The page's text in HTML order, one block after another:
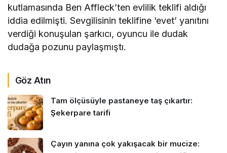
kutlamasında Ben Affleck’ten evlilik teklifi aldığı
iddia edilmişti. Sevgilisinin teklifine ‘evet’ yanıtını
verdiği konuşulan şarkıcı, oyuncu ile dudak
dudağa pozunu paylaşmıştı.
Göz Atın
Tam ölçüsüyle pastaneye taş çıkartır:
Şekerpare tarifi
Çayın yanına çok yakışacak bir mucize: